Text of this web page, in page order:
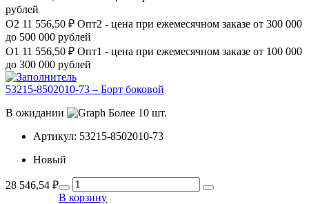
рублей
О2 11 556,50 ₽ Опт2 - цена при ежемесячном заказе от 300 000
до 500 000 рублей
О1 11 556,50 ₽ Опт1 - цена при ежемесячном заказе от 100 000
до 300 000 рублей
53215-8502010-73 – Борт боковой
В ожидании
Более 10 шт.
Артикул: 53215-8502010-73
Новый
28 546,54 ₽
В корзину